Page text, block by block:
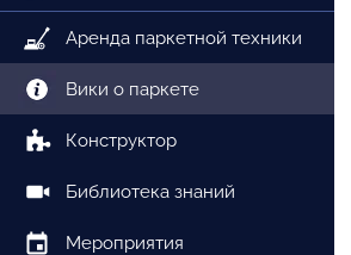
Аренда паркетной техники
Вики о паркете
Конструктор
Библиотека знаний
Мероприятия